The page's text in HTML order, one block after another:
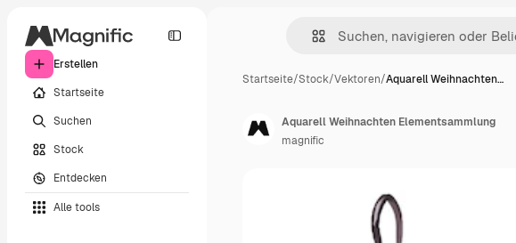
Erstellen
Startseite
Suchen
Stock
Entdecken
Alle tools
Startseite/Stock/Vektoren/Aquarell Weihnachten…
Aquarell Weihnachten Elementsammlung
magnific